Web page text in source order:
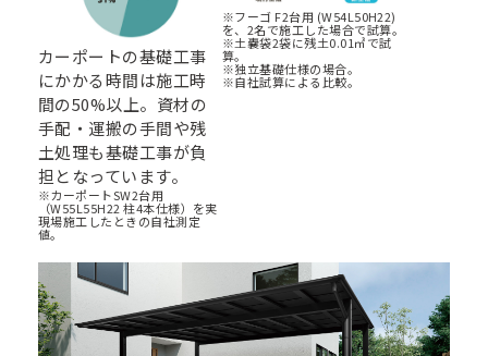
カーポートの基礎工事
にかかる時間は施工時
間の50%以上。資材の
手配・運搬の手間や残
土処理も基礎工事が負
担となっています。
※カーポートSW2台用
（W55L55H22 柱4本仕様）を実
現場施工したときの自社測定
値。
※フーゴ F2台用 (W54L50H22)
を、2名で施工した場合で試算。
※土嚢袋2袋に残土0.01㎥で試
算。
※独立基礎仕様の場合。
※自社試算による比較。